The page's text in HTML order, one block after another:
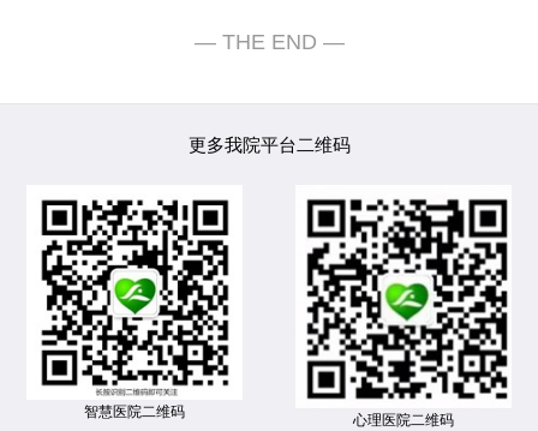
更多我院平台二维码
智慧医院二维码
心理医院二维码